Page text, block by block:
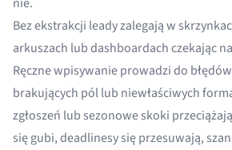
Bez ekstrakcji leady zalegają w
arkuszach lub dashboardach czekając
Ręczne wpisywanie prowadzi do
brakujących pól lub niewłaściwych
zgłoszeń lub sezonowe skoki
się gubi, deadlinesy się przesuwają,